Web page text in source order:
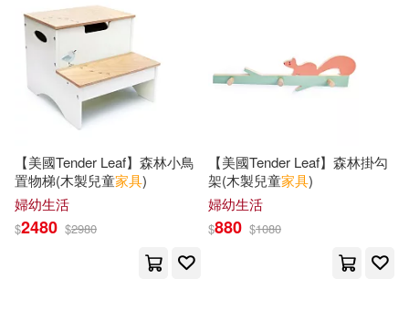
婦幼生活(354)
電子票證(3) 寵物生活(19)
玲廊滿藝(1)
有聲書(11)
Not Available (NA)(37)
John(33) Peter (EDT)(28)
David(26)
Beckerdite(23) James(23)
Luke (EDT)(23)
出版社 (可複選)
Ingram(1790) 悅文社(155)
東立(105)
中國林業出版社(102)
(可複選)
【美國Tender Leaf】森林小鳥
置物梯(木製兒童家具)
婦幼生活
$2480 $2980
【美國Tender Leaf】森林掛勾
架(木製兒童家具)
婦幼生活
$880 $1080